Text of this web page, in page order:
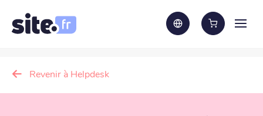
Revenir à Helpdesk